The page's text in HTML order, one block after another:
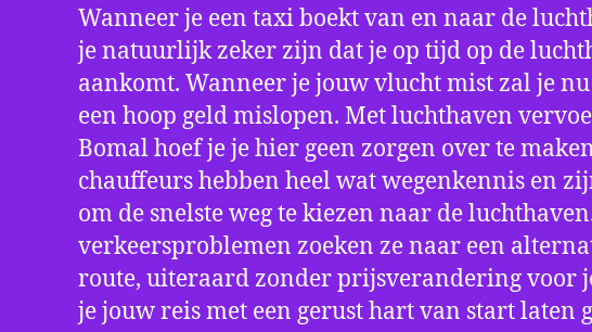
Wanneer je een taxi boekt van en naar de
je natuurlijk zeker zijn dat je op tijd op de
aankomt. Wanneer je jouw vlucht mist zal je
een hoop geld mislopen. Met luchthaven
Bomal hoef je je hier geen zorgen over te
chauffeurs hebben heel wat wegenkennis en
om de snelste weg te kiezen naar de
verkeersproblemen zoeken ze naar een
route, uiteraard zonder prijsverandering voor
je jouw reis met een gerust hart van start laten